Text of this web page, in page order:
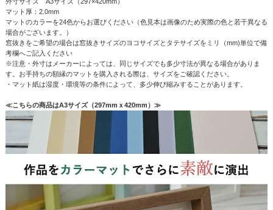
マット厚：2.0mm
マットのカラーを24色からお選びください（色見本は画像のため実際の色と若干異なる
場合がございます。）
窓抜きをご希望の場合は窓抜きサイズのヨコサイズとタテサイズをミリ（mm)単位で備
考欄へご記入ください
※注意・外寸はメーカーによっては、同じサイズでも多少寸法が異なる場合がありま
す。お手持ちの額縁のマットを購入される際は、サイズをご確認ください。
・マット紙は湿度・環境等の条件によって、多少伸び縮みすることがあります。
≪こちらの商品はA3サイズ（297mmｘ420mm）≫